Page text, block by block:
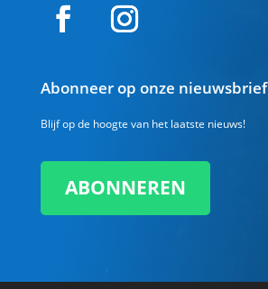
Abonneer op onze nieuwsbrief
Blijf op de hoogte van het laatste nieuws!
ABONNEREN